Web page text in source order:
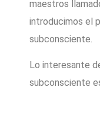
maestros
introducimos el
subconsciente.
Lo interesante
subconsciente